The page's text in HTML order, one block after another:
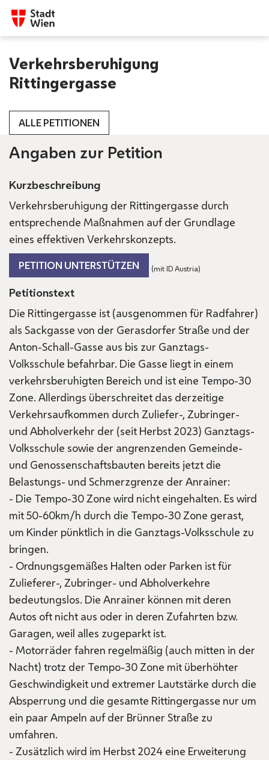
Verkehrsberuhigung
Rittingergasse
ALLE PETITIONEN
Angaben zur Petition
Kurzbeschreibung
Verkehrsberuhigung der Rittingergasse durch
entsprechende Maßnahmen auf der Grundlage
eines effektiven Verkehrskonzepts.
PETITION UNTERSTÜTZEN (mit ID Austria)
Petitionstext
Die Rittingergasse ist (ausgenommen für Radfahrer)
als Sackgasse von der Gerasdorfer Straße und der
Anton-Schall-Gasse aus bis zur Ganztags-
Volksschule befahrbar. Die Gasse liegt in einem
verkehrsberuhigten Bereich und ist eine Tempo-30
Zone. Allerdings überschreitet das derzeitige
Verkehrsaufkommen durch Zuliefer-, Zubringer-
und Abholverkehr der (seit Herbst 2023) Ganztags-
Volksschule sowie der angrenzenden Gemeinde-
und Genossenschaftsbauten bereits jetzt die
Belastungs- und Schmerzgrenze der Anrainer:
- Die Tempo-30 Zone wird nicht eingehalten. Es wird
mit 50-60km/h durch die Tempo-30 Zone gerast,
um Kinder pünktlich in die Ganztags-Volksschule zu
bringen.
- Ordnungsgemäßes Halten oder Parken ist für
Zulieferer-, Zubringer- und Abholverkehre
bedeutungslos. Die Anrainer können mit deren
Autos oft nicht aus oder in deren Zufahrten bzw.
Garagen, weil alles zugeparkt ist.
- Motorräder fahren regelmäßig (auch mitten in der
Nacht) trotz der Tempo-30 Zone mit überhöhter
Geschwindigkeit und extremer Lautstärke durch die
Absperrung und die gesamte Rittingergasse nur um
ein paar Ampeln auf der Brünner Straße zu
umfahren.
- Zusätzlich wird im Herbst 2024 eine Erweiterung